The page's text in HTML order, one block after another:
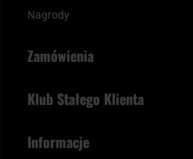
Nagrody
Zamówienia
Paczka w weekend
Klub Stałego Klienta
Informacje